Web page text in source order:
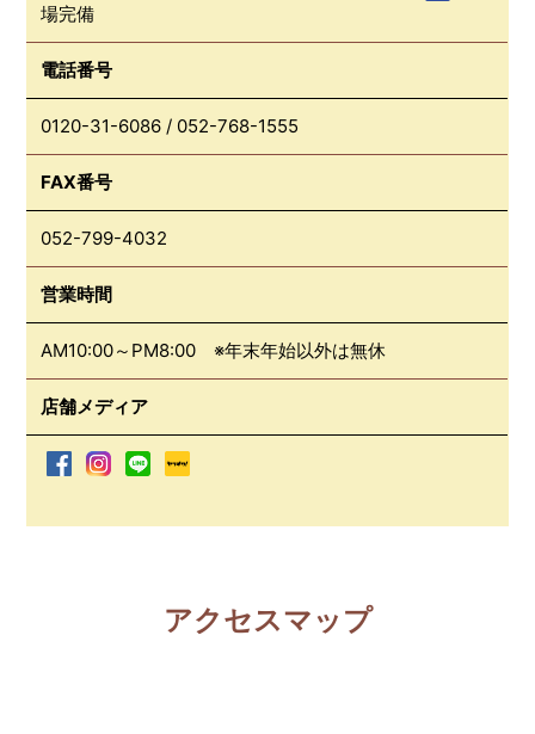
場完備
電話番号
0120-31-6086 / 052-768-1555
FAX番号
052-799-4032
営業時間
AM10:00～PM8:00 ※年末年始以外は無休
店舗メディア
アクセスマップ